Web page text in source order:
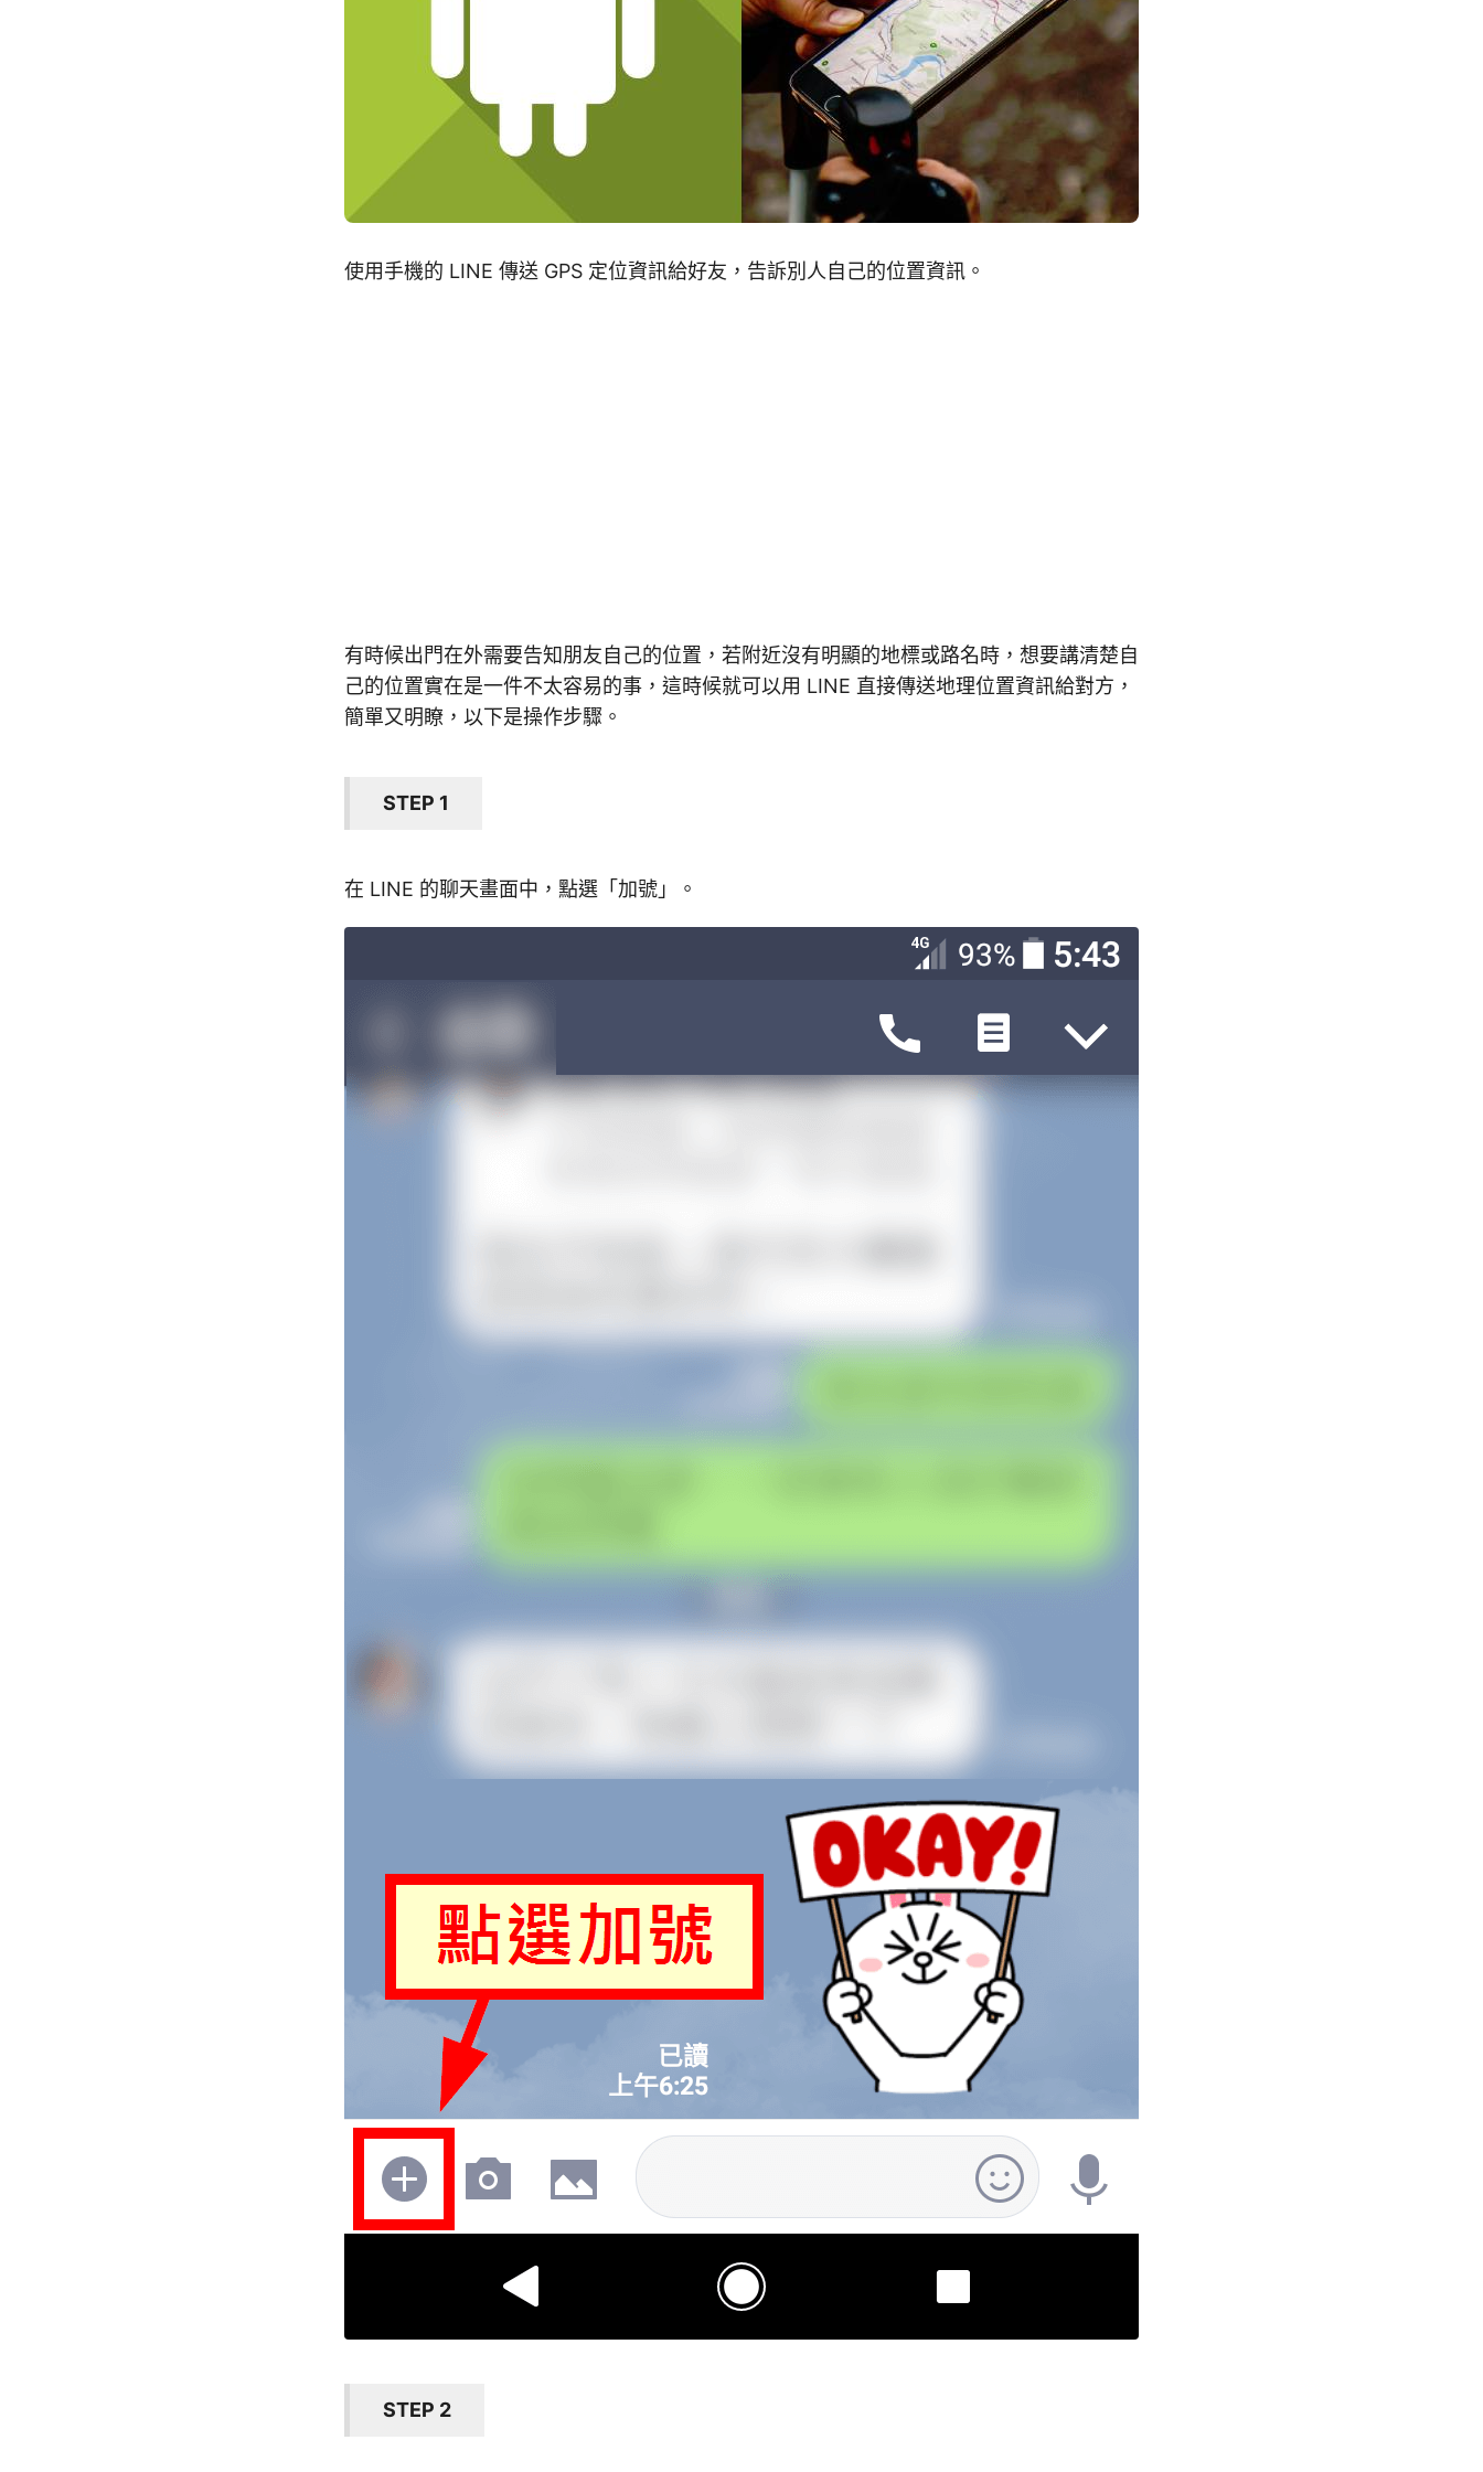
使用手機的 LINE 傳送 GPS 定位資訊給好友，告訴別人自己的位置資訊。
有時候出門在外需要告知朋友自己的位置，若附近沒有明顯的地標或路名時，想要講清楚自
己的位置實在是一件不太容易的事，這時候就可以用 LINE 直接傳送地理位置資訊給對方，
簡單又明瞭，以下是操作步驟。
STEP 1
在 LINE 的聊天畫面中，點選「加號」。
STEP 2